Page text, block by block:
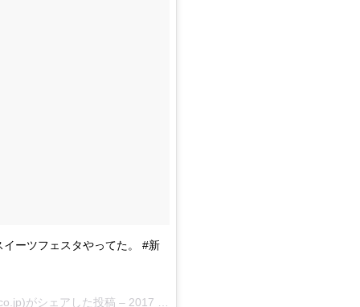
ーツフェスタやってた。 #新
がシェアした投稿 – 2017 9月 15 12:16午前 PDT